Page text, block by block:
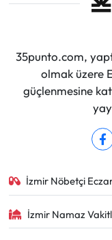
35punto.com,
olmak üzere
güçlenmesine
İzmir Nöbetçi
İzmir Namaz